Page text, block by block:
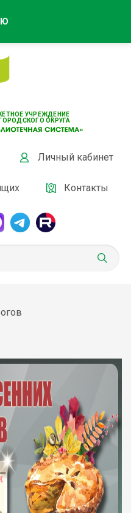
УЧРЕЖДЕНИЕ
ОКРУГА
Личный кабинет
Контакты